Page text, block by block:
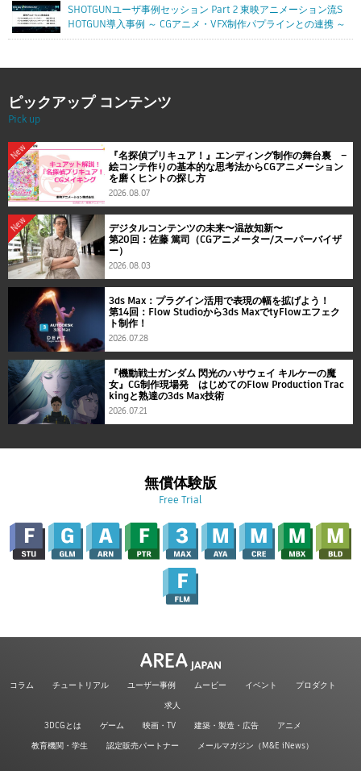
SHOTGUNユーザ事例セッション Part 2 東映アニメーション流S
HOTGUN導入事例 ～ CGアニメ・VFX制作パプラインとの連携 ～
ピックアップ コンテンツ
Pick up
New
『名探偵プリキュア！』エンディング制作の舞台裏 ―
絵コンテ作りの基本的な思考法からCGアニメーション
を磨くヒントの探し方
2026.08.07
New
デジタルコンテンツの未来〜温故知新〜
第20回：佐藤 篤司（CGアニメーター/スーパーバイザ
ー）
2026.08.03
3ds Max：プラグイン活用で表現の幅を拡げよう！
第14回：Flow Studioから3ds MaxでtyFlowエフェク
ト制作！
2026.07.28
『機動戦士ガンダム 閃光のハサウェイ キルケーの魔
女』CG制作現場発 はじめてのFlow Production Trac
kingと熟達の3ds Max技術
2026.07.21
無償体験版
Free Trial
コラム チュートリアル ユーザー事例 ムービー イベント
プロダクト
求人
3DCGとは
ゲーム 映画・TV 建築・製造・広告
アニメ
教育機関・学生
認定販売パートナー メールマガジン（M&E iNews）